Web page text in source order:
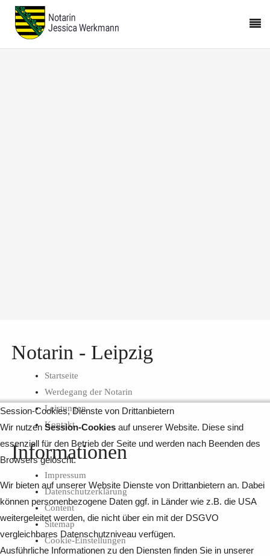
Notarin - Leipzig
Startseite
Werdegang der Notarin
Leistungen
Kontakt
Informationen
Impressum
Datenschutzerklärung
Content
Sitemap
Cookie-Einstellungen
Session-Cookies, Dienste von Drittanbietern
Wir nutzen Session-Cookies auf unserer Website. Diese sind
essenziell für den Betrieb der Seite und werden nach Beenden des
Browsers gelöscht.
Wir bieten auf unserer Website Dienste von Drittanbietern an. Dabei
können personenbezogene Daten ggf. in Länder wie z.B. die USA
weitergeleitet werden, die nicht über ein mit der DSGVO
vergleichbares Datenschutzniveau verfügen.
Ausführliche Informationen zu den Diensten finden Sie in unserer